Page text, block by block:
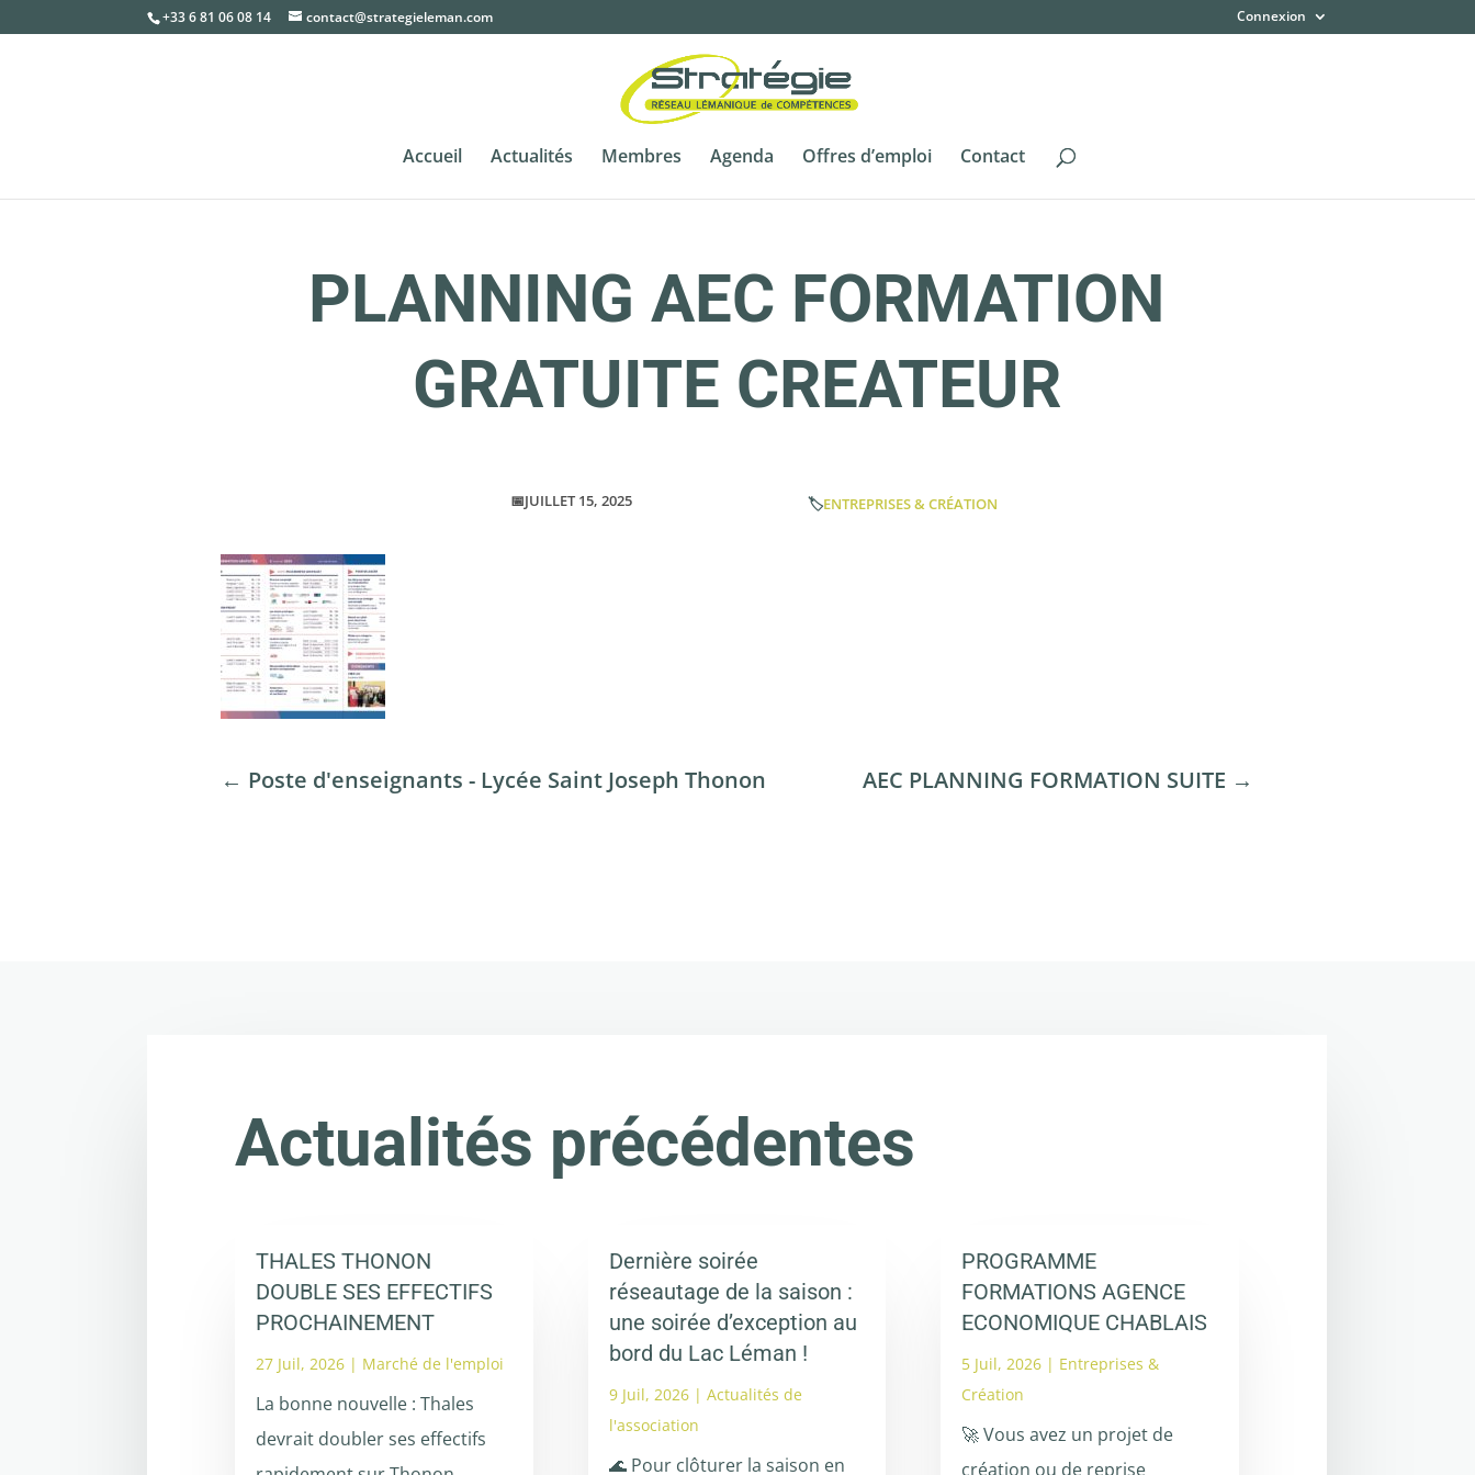
+33 6 81 06 08 14 contact@strategieleman.com Connexion
Accueil Actualités Membres Agenda Offres d’emploi Contact
PLANNING AEC FORMATION
GRATUITE CREATEUR
📅JUILLET 15, 2025 🏷️ENTREPRISES & CRÉATION
← Poste d'enseignants - Lycée Saint Joseph Thonon AEC PLANNING FORMATION SUITE →
Actualités précédentes
THALES THONON
DOUBLE SES EFFECTIFS
PROCHAINEMENT
27 Juil, 2026 | Marché de l'emploi
La bonne nouvelle : Thales
devrait doubler ses effectifs
Dernière soirée
réseautage de la saison :
une soirée d’exception au
bord du Lac Léman !
9 Juil, 2026| Actualités de
l'association
🌊 Pour clôturer la saison en
PROGRAMME
FORMATIONS AGENCE
ECONOMIQUE CHABLAIS
5 Juil, 2026 | Entreprises &
Création
🚀 Vous avez un projet de
création ou de reprise